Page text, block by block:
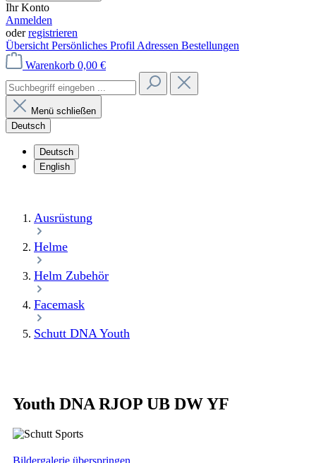
Ihr Konto
Anmelden
oderregistrieren
Übersicht Persönliches Profil Adressen Bestellungen
Warenkorb 0,00 €
Menü schließen
Deutsch
Deutsch
English
Ausrüstung
Helme
Helm Zubehör
Facemask
Schutt DNA Youth
Youth DNA RJOP UB DW YF
Bildergalerie überspringen